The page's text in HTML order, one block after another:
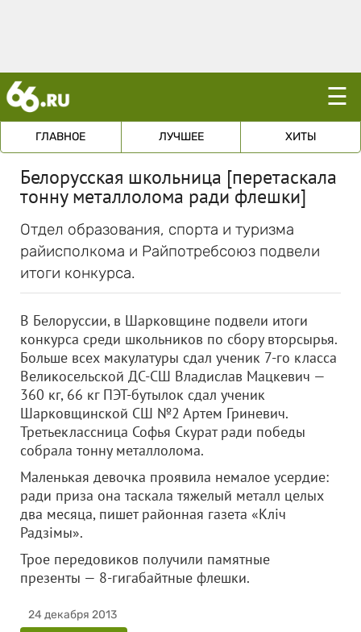
☰
ГЛАВНОЕ ЛУЧШЕЕ ХИТЫ
Белорусская школьница [перетаскала
тонну металлолома ради флешки]
Отдел образования, спорта и туризма
райисполкома и Райпотребсоюз подвели
итоги конкурса.
В Белоруссии, в Шарковщине подвели итоги
конкурса среди школьников по сбору вторсырья.
Больше всех макулатуры сдал ученик 7-го класса
Великосельской ДС-СШ Владислав Мацкевич —
360 кг, 66 кг ПЭТ-бутылок сдал ученик
Шарковщинской СШ №2 Артем Гриневич.
Третьеклассница Софья Скурат ради победы
собрала тонну металлолома.
Маленькая девочка проявила немалое усердие:
ради приза она таскала тяжелый металл целых
два месяца, пишет районная газета «Кліч
Радзімы».
Трое передовиков получили памятные
презенты — 8-гигабайтные флешки.
24 декабря 2013